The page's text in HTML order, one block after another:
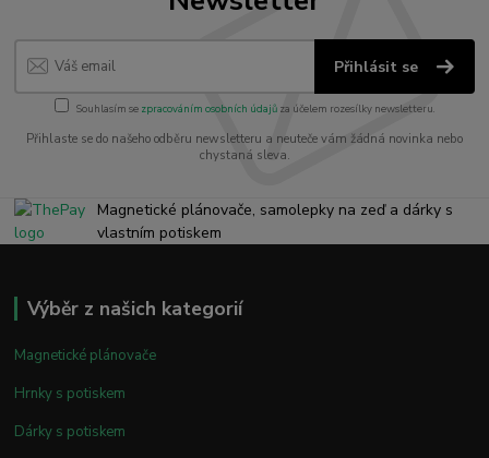
Přihlásit se
Souhlasím se zpracováním osobních údajůza účelem rozesílky newsletteru.
Přihlaste se do našeho odběru newsletteru a neuteče vám žádná novinka nebo
chystaná sleva.
Magnetické plánovače, samolepky na zeď a dárky s
vlastním potiskem
Výběr z našich kategorií
Magnetické plánovače
Hrnky s potiskem
Dárky s potiskem